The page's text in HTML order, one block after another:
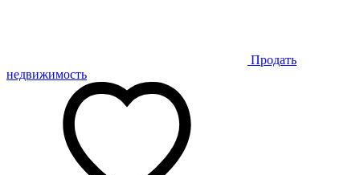
Продать
недвижимость